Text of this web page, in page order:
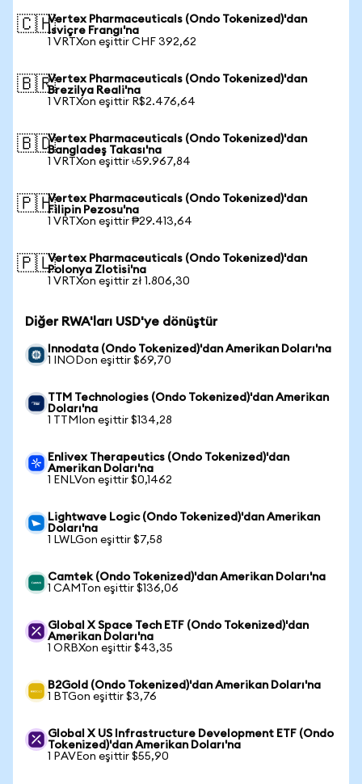
🇨🇭Vertex Pharmaceuticals (Ondo Tokenized)'dan
İsviçre Frangı'na
1 VRTXon eşittir CHF 392,62
🇧🇷Vertex Pharmaceuticals (Ondo Tokenized)'dan
Brezilya Reali'na
1 VRTXon eşittir R$2.476,64
🇧🇩Vertex Pharmaceuticals (Ondo Tokenized)'dan
Bangladeş Takası'na
1 VRTXon eşittir ৳59.967,84
🇵🇭Vertex Pharmaceuticals (Ondo Tokenized)'dan
Filipin Pezosu'na
1 VRTXon eşittir ₱29.413,64
🇵🇱Vertex Pharmaceuticals (Ondo Tokenized)'dan
Polonya Zlotisi'na
1 VRTXon eşittir zł 1.806,30
Diğer RWA'ları USD'ye dönüştür
Innodata (Ondo Tokenized)'dan Amerikan Doları'na
1 INODon eşittir $69,70
TTM Technologies (Ondo Tokenized)'dan Amerikan
Doları'na
1 TTMIon eşittir $134,28
Enlivex Therapeutics (Ondo Tokenized)'dan
Amerikan Doları'na
1 ENLVon eşittir $0,1462
Lightwave Logic (Ondo Tokenized)'dan Amerikan
Doları'na
1 LWLGon eşittir $7,58
Camtek (Ondo Tokenized)'dan Amerikan Doları'na
1 CAMTon eşittir $136,06
Global X Space Tech ETF (Ondo Tokenized)'dan
Amerikan Doları'na
1 ORBXon eşittir $43,35
B2Gold (Ondo Tokenized)'dan Amerikan Doları'na
1 BTGon eşittir $3,76
Global X US Infrastructure Development ETF (Ondo
Tokenized)'dan Amerikan Doları'na
1 PAVEon eşittir $55,90